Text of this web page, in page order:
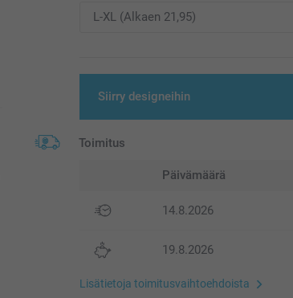
Siirry designeihin
Toimitus
Päivämäärä
14.8.2026
19.8.2026
Lisätietoja toimitusvaihtoehdoista